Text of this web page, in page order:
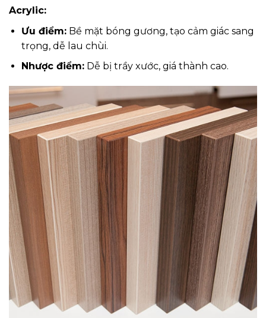
Acrylic:
Ưu điểm:Bề mặt bóng gương, tạo cảm giác sang
trọng, dễ lau chùi.
Nhược điểm:Dễ bị trầy xước, giá thành cao.